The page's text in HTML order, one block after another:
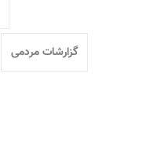
گزارشات مردمی